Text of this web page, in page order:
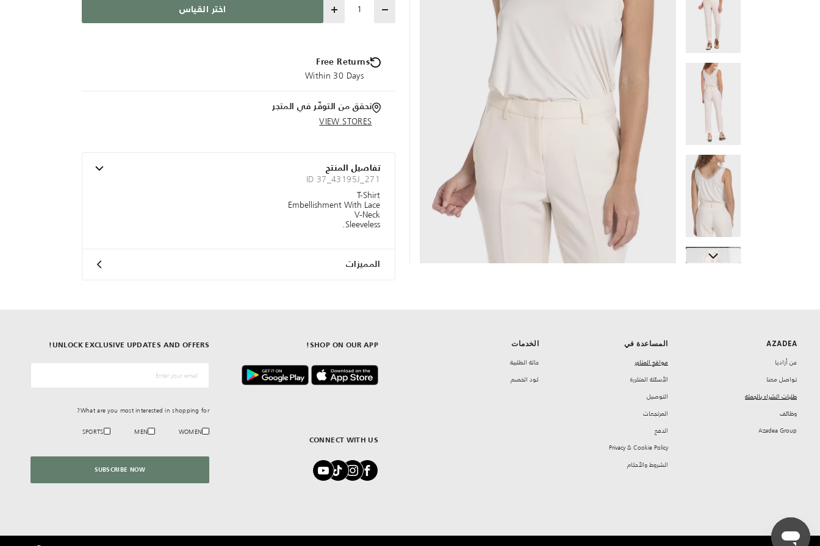
اختر القياس
Free Returns
Within 30 Days
تحقق من التوفّر في المتجر
VIEW STORES
تفاصيل المنتج
ID 37_43195J_271
T-Shirt
Embellishment With Lace
V-Neck
Sleeveless.
المميزات
AZADEA
‏عن أزاديا
تواصل معنا
طلبات الشراء بالجملة
‏وظائف
Azadea Group
المساعدة في
مواقع المتاجر
‏الأسئلة المتكررة
‏التوصيل
‏المرتجعات
‏الدفع
Privacy & Cookie Policy
‏الشروط والأحكام
الخدمات
حالة الطلبية
كود الخصم
CONNECT WITH US
SHOP ON OUR APP!
UNLOCK EXCLUSIVE UPDATES AND OFFERS!
What are you most interested in shopping for?
WOMEN
MEN
SPORTS
SUBSCRIBE NOW